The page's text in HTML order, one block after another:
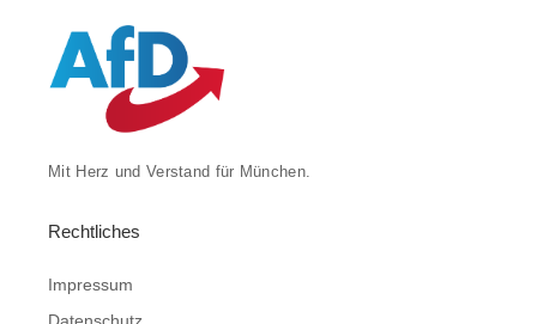
Mit Herz und Verstand für München.
Rechtliches
Impressum
Datenschutz